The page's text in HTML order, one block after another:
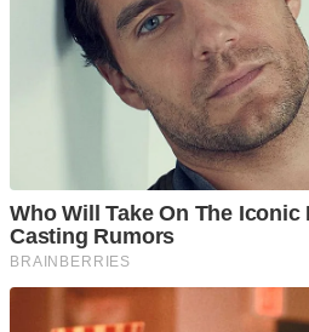
Autos
Aston Martin
Alonso lo adora!
Checa este superauto que
Aston Martin, ayudó a diseñar.
de la velocidad!